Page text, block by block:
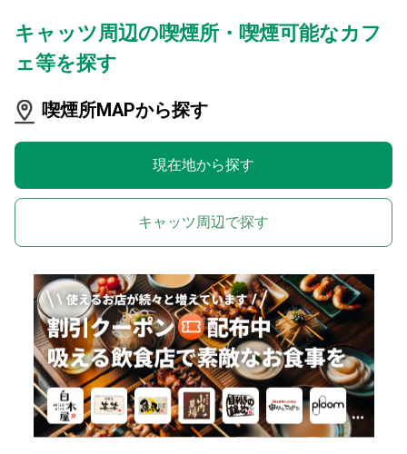
キャッツ周辺の喫煙所・喫煙可能なカフ
ェ等を探す
喫煙所MAPから探す
現在地から探す
キャッツ周辺で探す